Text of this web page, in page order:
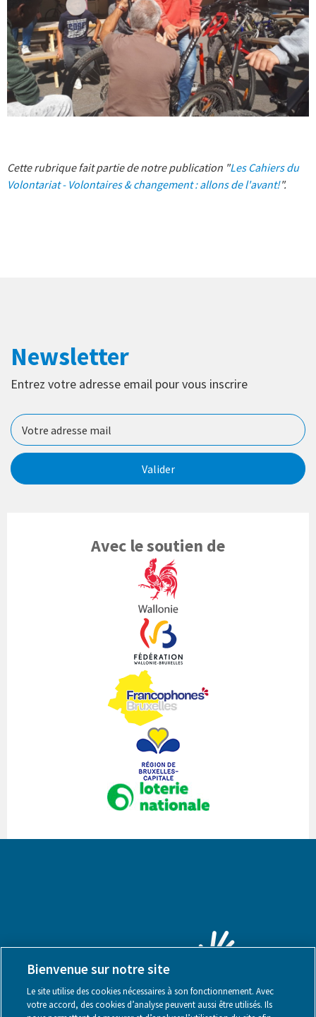
Cette rubrique fait partie de notre publication "Les Cahiers du
Volontariat - Volontaires & changement : allons de l'avant!".
Newsletter
Entrez votre adresse email pour vous inscrire
Valider
Avec le soutien de
Bienvenue sur notre site
Le site utilise des cookies nécessaires à son fonctionnement. Avec
votre accord, des cookies d’analyse peuvent aussi être utilisés. Ils